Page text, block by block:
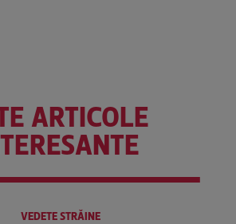
ARTICOLE
VEDETE STRĂINE